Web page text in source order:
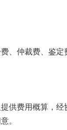
、仲裁费、鉴
供费用概算，
。